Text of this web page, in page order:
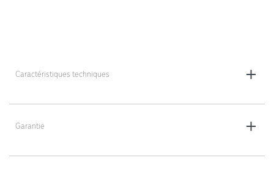
Caractéristiques techniques
Dimensions : 180 x 46 x 65 cm
Garantie
2 ans